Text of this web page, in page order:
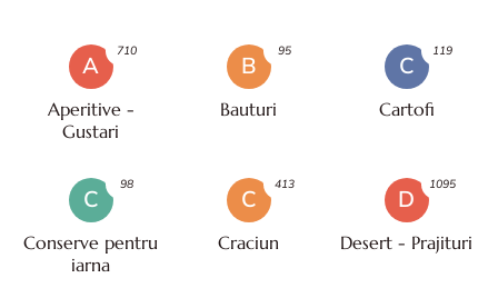
A
Aperitive -
Gustari
710
B
Bauturi
95
C
Cartofi
119
C
Conserve pentru
iarna
98
C
Craciun
413
D
Desert - Prajituri
1095